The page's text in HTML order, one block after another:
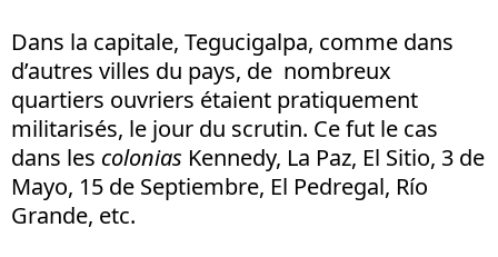
Dans la capitale, Tegucigalpa, comme dans
d’autres villes du pays, de nombreux
quartiers ouvriers étaient pratiquement
militarisés, le jour du scrutin. Ce fut le cas
dans les colonias Kennedy, La Paz, El Sitio, 3 de
Mayo, 15 de Septiembre, El Pedregal, Río
Grande, etc.